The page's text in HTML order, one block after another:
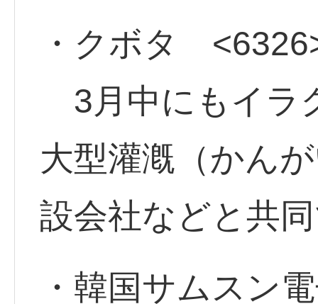
・クボタ
3月中にもイラ
大型灌漑（かん
設会社などと共
・韓国サムスン